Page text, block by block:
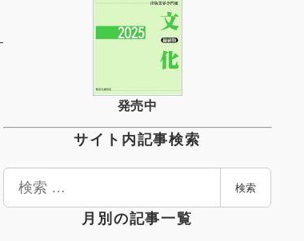
発売中
サイト内記事検索
検
検索
月別の記事一覧